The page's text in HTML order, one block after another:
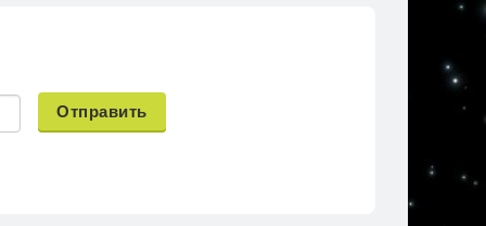
Отправить